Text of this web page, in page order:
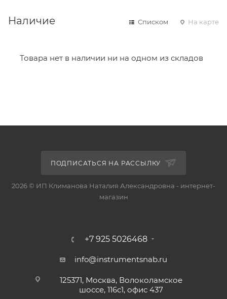
Наличие Списком На карте
Товара нет в наличии ни на одном из складов
ПОДПИСАТЬСЯ НА РАССЫЛКУ
2026 © ИП Климанова Наталия Александровна - интернет-
магазин
+7 925 5026468
info@instrumentsnab.ru
125371, Москва, Волоколамское
шоссе, 116с1, офис 437